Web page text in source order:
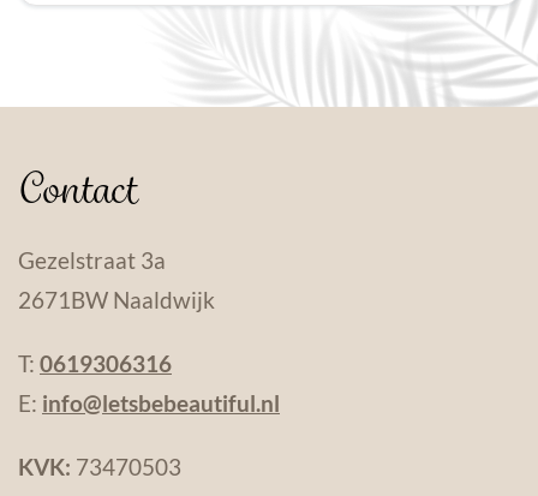
Contact
Gezelstraat 3a
2671BW Naaldwijk
T: 0619306316
E: info@letsbebeautiful.nl
KVK: 73470503